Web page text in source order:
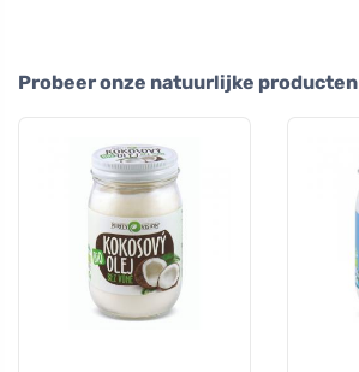
Probeer onze natuurlijke producten